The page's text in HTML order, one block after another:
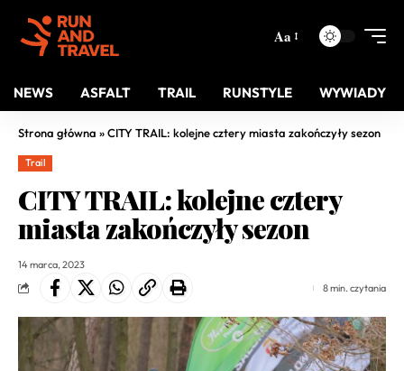
Aa
NEWS ASFALT TRAIL RUNSTYLE WYWIADY
Strona główna »CITY TRAIL: kolejne cztery miasta zakończyły sezon
Trail
CITY TRAIL: kolejne cztery
miasta zakończyły sezon
14 marca, 2023
8 min. czytania